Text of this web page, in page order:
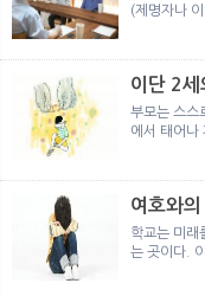
(제명자나
이단 2세
부모는 스스
에서 태어나
여호와
학교는 미래
는 곳이다.